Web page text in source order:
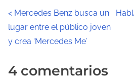
N
a
< Mercedes Benz busca un
lugar entre el público joven
y crea ‘Mercedes Me’
4 comentarios